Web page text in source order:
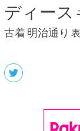
ディース
古着明治通り